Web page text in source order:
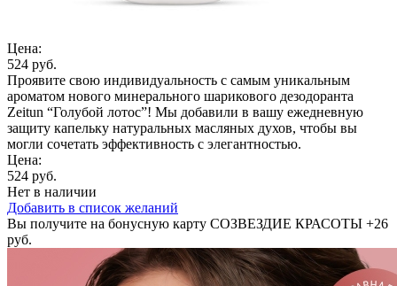
Цена:
524 руб.
Проявите свою индивидуальность с самым уникальным
ароматом нового минерального шарикового дезодоранта
Zeitun “Голубой лотос”! Мы добавили в вашу ежедневную
защиту капельку натуральных масляных духов, чтобы вы
могли сочетать эффективность с элегантностью.
Цена:
524 руб.
Нет в наличии
Добавить в список желаний
Вы получите на бонусную карту СОЗВЕЗДИЕ КРАСОТЫ +26
руб.